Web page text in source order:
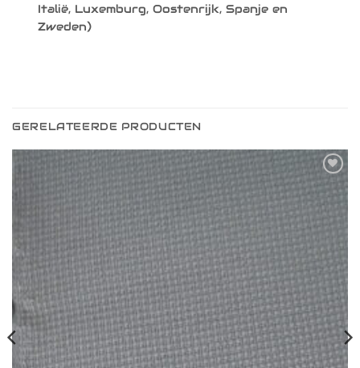
Italië, Luxemburg, Oostenrijk, Spanje en
Zweden)
GERELATEERDE PRODUCTEN
Toevoegen
aan
verlanglijst